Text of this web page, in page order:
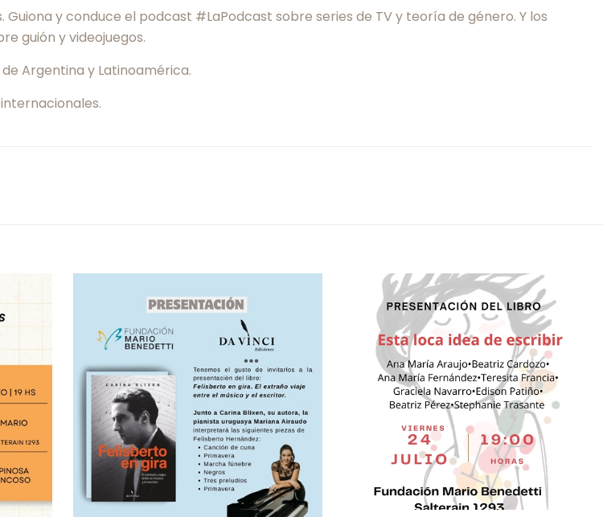
y conduce el podcast #LaPodcast sobre series de TV y teoría de género. Y los
guión y videojuegos.
Argentina y Latinoamérica.